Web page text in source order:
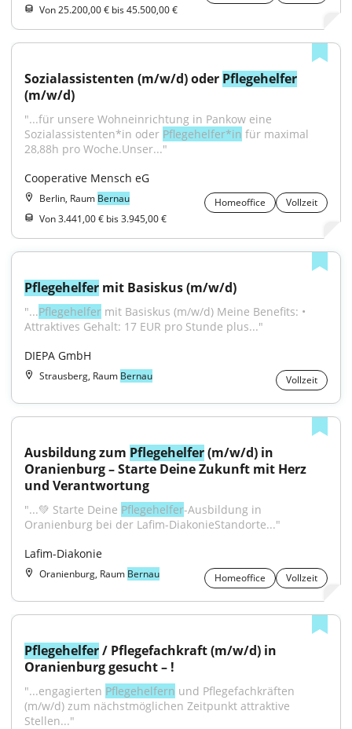
Von 25.200,00 € bis 45.500,00 €
Sozialassistenten (m/w/d) oder Pflegehelfer
(m/w/d)
"...für unsere Wohneinrichtung in Pankow eine
Sozialassistenten*in oder Pflegehelfer*in für maximal
28,88h pro Woche.Unser..."
Cooperative Mensch eG
Berlin, Raum Bernau Homeoffice
Vollzeit
Von 3.441,00 € bis 3.945,00 €
Pflegehelfer mit Basiskus (m/w/d)
"...Pflegehelfer mit Basiskus (m/w/d) Meine Benefits: •
Attraktives Gehalt: 17 EUR pro Stunde plus..."
DIEPA GmbH
Strausberg, Raum Bernau Vollzeit
Ausbildung zum Pflegehelfer (m/w/d) in
Oranienburg – Starte Deine Zukunft mit Herz
und Verantwortung
"...💚 Starte Deine Pflegehelfer-Ausbildung in
Oranienburg bei der Lafim-DiakonieStandorte..."
Lafim-Diakonie
Oranienburg, Raum Bernau Homeoffice Vollzeit
Pflegehelfer / Pflegefachkraft (m/w/d) in
Oranienburg gesucht – !
"...engagierten Pflegehelfern und Pflegefachkräften
(m/w/d) zum nächstmöglichen Zeitpunkt attraktive
Stellen..."